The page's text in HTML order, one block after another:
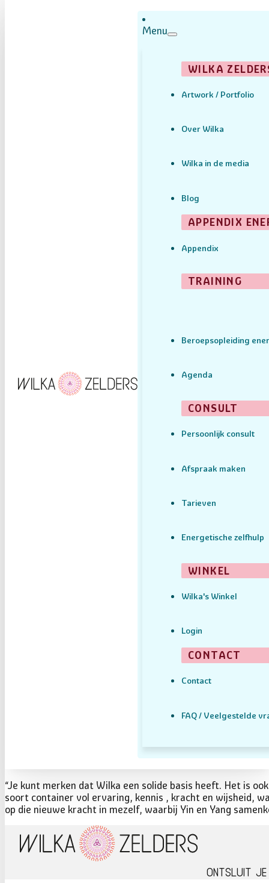
Menu
WILKA
Artwork / Portfolio
Over Wilka
Wilka in de media
Blog
APPENDIX
Appendix
TRAINING
Beroepsopleiding
Agenda
CONSULT
Persoonlijk consult
Afspraak maken
Tarieven
Energetische zelfhulp
WINKEL
Wilka's Winkel
Login
CONTACT
Contact
FAQ / Veelgestelde
“Je kunt merken dat Wilka een solide basis heeft. Het is
soort container vol ervaring, kennis , kracht en wijsheid,
op die nieuwe kracht in mezelf, waarbij Yin en Yang
Ontsluit je